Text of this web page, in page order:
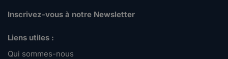
Inscrivez-vous à notre Newsletter
Liens utiles :
Qui sommes-nous